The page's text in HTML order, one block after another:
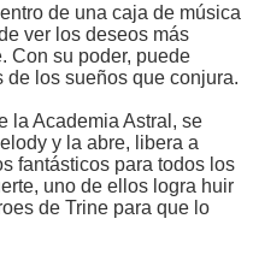
de una caja de música
ver los deseos más
Con su poder, puede
los sueños que conjura.
la Academia Astral, se
y la abre, libera a
fantásticos para todos los
uno de ellos logra huir
de Trine para que lo